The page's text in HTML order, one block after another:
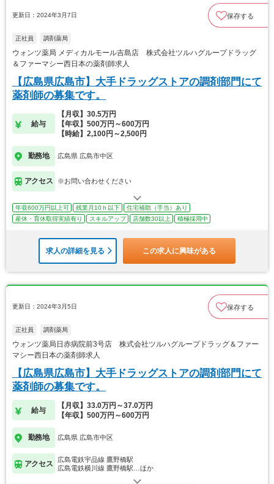
更新日：2024年3月7日 保存する
正社員 調剤薬局
ウォンツ薬局 メディカルモール吉島店 株式会社ツルハグループドラッグ
＆ファーマシー西日本の薬剤師求人
【広島県広島市】大手ドラッグストアの調剤部門にて
薬剤師の募集です。
給与
【月収】30.5万円
【年収】500万円～600万円
【時給】2,100円～2,500円
勤務地 広島県 広島市中区
アクセス ※お問い合わせください
年収600万円以上可 残業月10ｈ以下
住宅補助（手当）あり
産休・育休取得実績有り
スキルアップ 店舗数30以上 積極採用中
求人の詳細を見る この求人に興味がある
更新日：2024年3月5日 保存する
正社員 調剤薬局
ウォンツ薬局日赤病院前3号店 株式会社ツルハグループドラッグ＆ファー
マシー西日本の薬剤師求人
【広島県広島市】大手ドラッグストアの調剤部門にて
薬剤師の募集です。
給与
【月収】33.0万円～37.0万円
【年収】500万円～600万円
勤務地 広島県 広島市中区
アクセス
広島電鉄宇品線 鷹野橋駅
広島電鉄横川線 鷹野橋駅…ほか